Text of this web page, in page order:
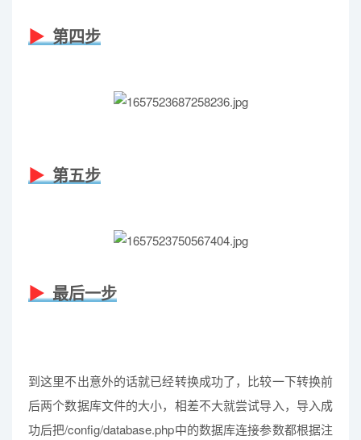
第四步
第五步
最后一步
到这里不出意外的话就已经转换成功了，比较一下转换前
后两个数据库文件的大小，相差不大就尝试导入，导入成
功后把/config/database.php中的数据库连接参数都根据注